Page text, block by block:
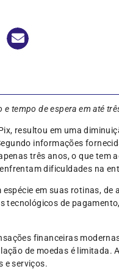
tempo de espera em até
resultou em uma
informações
três anos, o que tem
dificuldades na
em suas rotinas,
tecnológicos de
financeiras
de moedas é limitada.
e serviços.